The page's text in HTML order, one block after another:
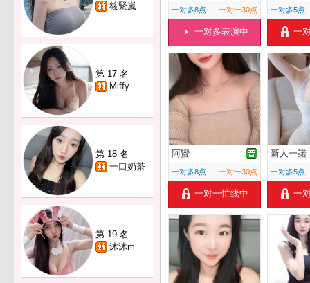
筱緊嵐
第 17 名
Miffy
第 18 名
一口奶茶
第 19 名
沐沐m
一对多8点 一对一30点
一对多表演中
一对多5点
一
阿蠻
一对多8点 一对一30点
一对一忙线中
新人一諾
一对多5点
一